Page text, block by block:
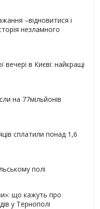
–відновитися і
незламного
в Києві: найкращі
на 77мільйонів
сплатили понад 1,6
полі
що кажуть про
у Тернополі